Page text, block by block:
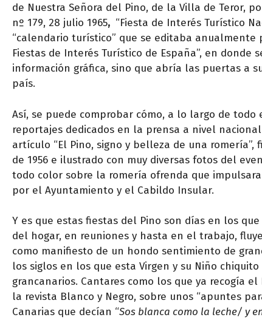
de Nuestra Señora del Pino, de la Villa de Teror,
nº 179, 28 julio 1965, “Fiesta de Interés Turístico
“calendario turístico” que se editaba anualmente
Fiestas de Interés Turístico de España”, en
información gráfica, sino que abría las puertas a
país.
Así, se puede comprobar cómo, a lo largo de
reportajes dedicados en la prensa a nivel
artículo “El Pino, signo y belleza de una
de 1956 e ilustrado con muy diversas fotos del
todo color sobre la romería ofrenda que
por el Ayuntamiento y el Cabildo Insular.
Y es que estas fiestas del Pino son días en los
del hogar, en reuniones y hasta en el trabajo,
como manifiesto de un hondo sentimiento de
los siglos en los que esta Virgen y su Niño
grancanarios. Cantares como los que ya recogía
la revista Blanco y Negro, sobre unos “apuntes
Canarias que decían “Sos blanca como la leche/ y